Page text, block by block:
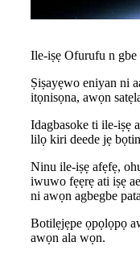
Ile-iṣẹ Ofurufu n
Ṣiṣayẹwo eniyan ni
itọnisọna, awọn
Idagbasoke ti ile-iṣẹ
lilọ kiri deede jẹ
Ninu ile-iṣẹ afẹfẹ,
iwuwo fẹẹrẹ ati iṣẹ
ni awọn agbegbe
Botilẹjẹpe ọpọlọpọ
awọn ala wọn.